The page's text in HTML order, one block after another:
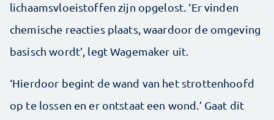
lichaamsvloeistoffen zijn opgelost. ‘Er vinden
chemische reacties plaats, waardoor de omgeving
basisch wordt’, legt Wagemaker uit.
‘Hierdoor begint de wand van het strottenhoofd
op te lossen en er ontstaat een wond.’ Gaat dit